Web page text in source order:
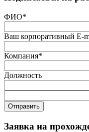
ФИО*
Ваш корпоративный E-
Компания*
Должность
Отправить
Заявка на